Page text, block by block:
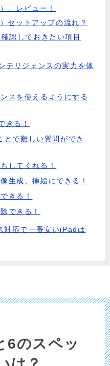
、レビュー！
セットアップの流れ？
認しておきたい項目
テリジェンスの実力を体
スを使えるようにする
きる！
で難しい質問ができ
してくれる！
生成、挿絵にできる！
きる！
できる！
対応で一番安いiPadは
のスペッ